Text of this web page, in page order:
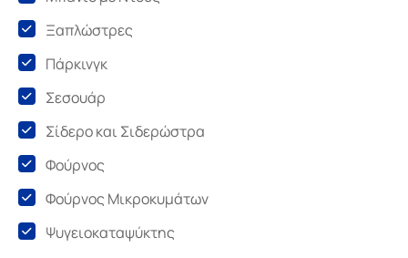
Ξαπλώστρες
Πάρκινγκ
Σεσουάρ
Σίδερο και Σιδερώστρα
Φούρνος
Φούρνος Μικροκυμάτων
Ψυγειοκαταψύκτης